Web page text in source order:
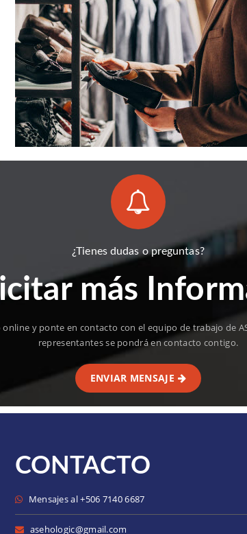
¿Tienes dudas o preguntas?
más
y ponte en contacto con el equipo de trabajo de
representantes se pondrá en contacto contigo.
ENVIAR MENSAJE
CONTACTO
Mensajes al +506 7140 6687
asehologic@gmail.com